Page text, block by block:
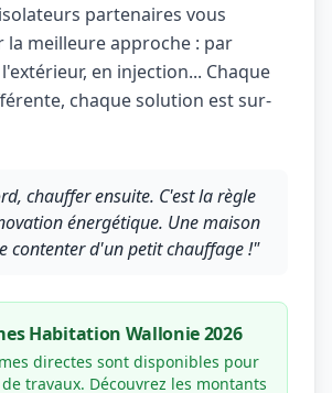
partenaires vous
la meilleure approche : par
en injection... Chaque
chaque solution est sur-
chauffer ensuite. C'est la règle
énergétique. Une maison
contenter d'un petit chauffage !"
Habitation Wallonie 2026
directes sont disponibles pour
travaux. Découvrez les montants